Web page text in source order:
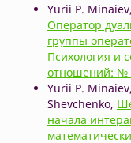
Yurii P.
Оператор
группы
Психология и
отношений: №
Yurii P.
Shevchenko,
начала